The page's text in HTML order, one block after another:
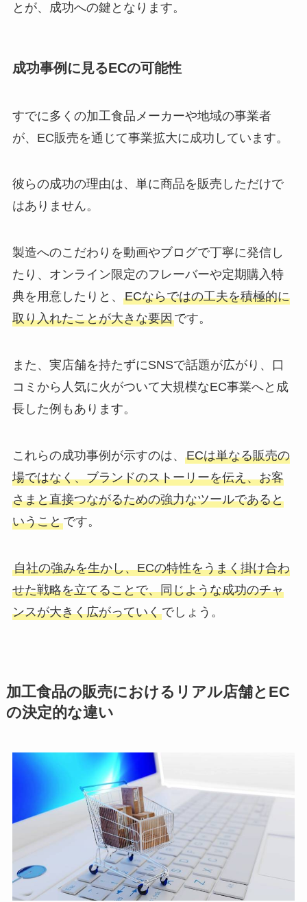
とが、成功への鍵となります。
成功事例に見るECの可能性
すでに多くの加工食品メーカーや地域の事業者
が、EC販売を通じて事業拡大に成功しています。
彼らの成功の理由は、単に商品を販売しただけで
はありません。
製造へのこだわりを動画やブログで丁寧に発信し
たり、オンライン限定のフレーバーや定期購入特
典を用意したりと、 ECならではの工夫を積極的に
取り入れたことが大きな要因です。
また、実店舗を持たずにSNSで話題が広がり、口
コミから人気に火がついて大規模なEC事業へと成
長した例もあります。
これらの成功事例が示すのは、 ECは単なる販売の
場ではなく、ブランドのストーリーを伝え、お客
さまと直接つながるための強力なツールであると
いうことです。
自社の強みを生かし、ECの特性をうまく掛け合わ
せた戦略を立てることで、同じような成功のチャ
ンスが大きく広がっていくでしょう。
加工食品の販売におけるリアル店舗とEC
の決定的な違い